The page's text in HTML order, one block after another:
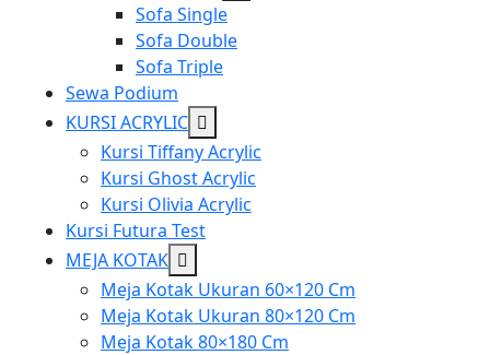
menu
Sofa Single
Sofa Double
Sofa Triple
Sewa Podium
KURSI ACRYLIC Show
sub
menu
Kursi Tiffany Acrylic
Kursi Ghost Acrylic
Kursi Olivia Acrylic
Kursi Futura Test
MEJA KOTAK Show
sub
menu
Meja Kotak Ukuran 60×120 Cm
Meja Kotak Ukuran 80×120 Cm
Meja Kotak 80×180 Cm